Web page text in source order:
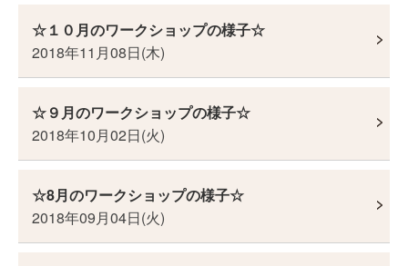
☆１０月のワークショップの様子☆
2018年11月08日(木)
☆９月のワークショップの様子☆
2018年10月02日(火)
☆8月のワークショップの様子☆
2018年09月04日(火)